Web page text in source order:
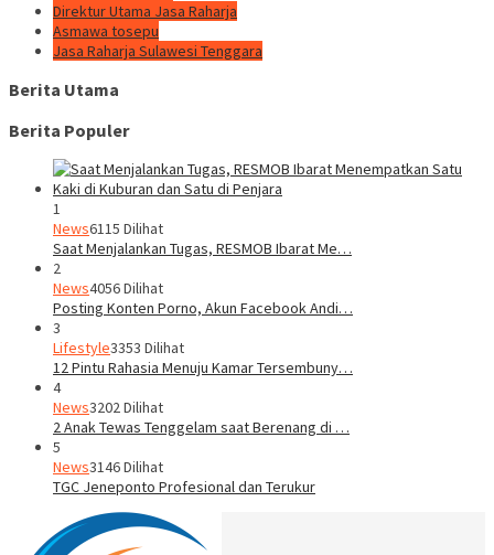
Direktur Utama Jasa Raharja
Asmawa tosepu
Jasa Raharja Sulawesi Tenggara
Berita Utama
Berita Populer
1
News6115 Dilihat
Saat Menjalankan Tugas, RESMOB Ibarat Me…
2
News4056 Dilihat
Posting Konten Porno, Akun Facebook Andi…
3
Lifestyle3353 Dilihat
12 Pintu Rahasia Menuju Kamar Tersembuny…
4
News3202 Dilihat
2 Anak Tewas Tenggelam saat Berenang di …
5
News3146 Dilihat
TGC Jeneponto Profesional dan Terukur